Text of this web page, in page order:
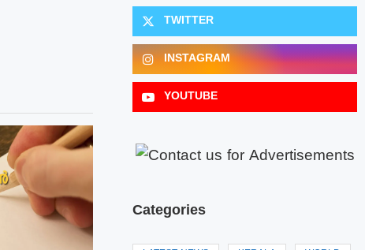
TWITTER
INSTAGRAM
YOUTUBE
Categories